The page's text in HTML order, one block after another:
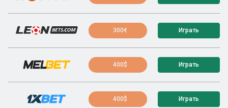
300€ Играть
400$ Играть
400$ Играть